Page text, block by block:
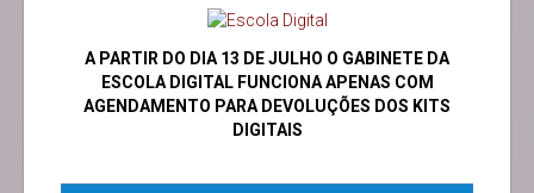
A PARTIR DO DIA 13 DE JULHO O GABINETE DA
ESCOLA DIGITAL FUNCIONA APENAS COM
AGENDAMENTO PARA DEVOLUÇÕES DOS KITS
DIGITAIS